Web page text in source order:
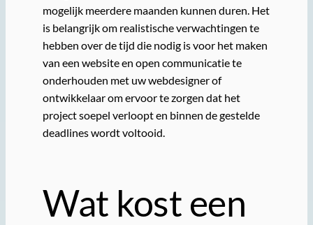
mogelijk meerdere maanden kunnen duren. Het
is belangrijk om realistische verwachtingen te
hebben over de tijd die nodig is voor het maken
van een website en open communicatie te
onderhouden met uw webdesigner of
ontwikkelaar om ervoor te zorgen dat het
project soepel verloopt en binnen de gestelde
deadlines wordt voltooid.
Wat kost een